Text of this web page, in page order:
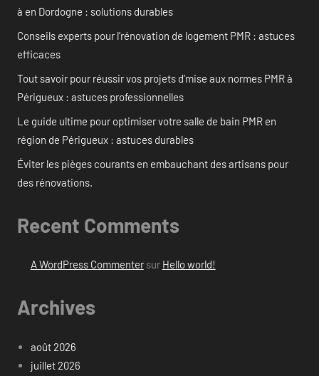
à en Dordogne : solutions durables
Conseils experts pour l’rénovation de logement PMR : astuces
efficaces
Tout savoir pour réussir vos projets d’mise aux normes PMR à
Périgueux : astuces professionnelles
Le guide ultime pour optimiser votre salle de bain PMR en
région de Périgueux : astuces durables
Éviter les pièges courants en embauchant des artisans pour
des rénovations.
Recent Comments
A WordPress Commentersur Hello world!
Archives
août 2026
juillet 2026